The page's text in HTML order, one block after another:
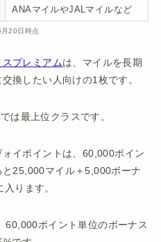
ANAマイルやJALマイルなど
20日時点
プレミアムは、マイルを長期
換したい人向けの1枚です。
は最上位クラスです。
イポイントは、60,000ポイン
と25,000マイル＋5,000ボーナ
ります。
60,000ポイント単位のボーナス